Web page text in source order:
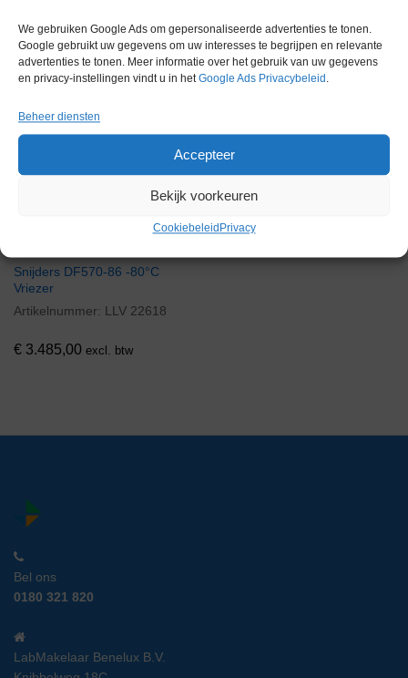
We gebruiken Google Ads om gepersonaliseerde advertenties te tonen.
Google gebruikt uw gegevens om uw interesses te begrijpen en relevante
advertenties te tonen. Meer informatie over het gebruik van uw gegevens
en privacy-instellingen vindt u in hetGoogle Ads Privacybeleid .
Beheer diensten
Accepteer
Bekijk voorkeuren
Cookiebeleid Privacy
Gerelateerde producten
Snijders DF570-86 -80°C
Vriezer
Artikelnummer: LLV 22618
€ 3.485,00 excl. btw
Bel ons
0180 321 820
LabMakelaar Benelux B.V.